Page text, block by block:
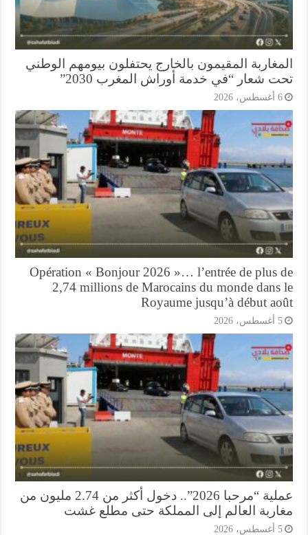
المقيمون بالخارج يحتفلون بيومهم الوطني
شعار “في خدمة أوراش المغرب 2030”
Opération « Bonjour 2026 »… l’entrée de plus
2,74 millions de Marocains du monde
Royaume jusqu’à début
عملية “مرحبا 2026”.. دخول أكثر من 2.74 مليون من
العالم إلى المملكة حتى مطلع غشت